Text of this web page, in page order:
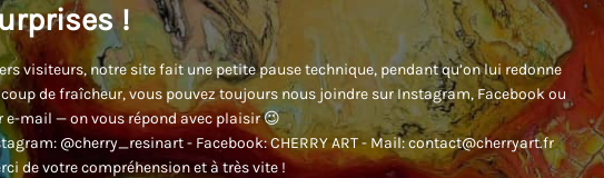
!
visiteurs, notre site fait une petite pause technique, pendant qu’on lui redonne
de fraîcheur, vous pouvez toujours nous joindre sur Instagram, Facebook ou
e-mail — on vous répond avec plaisir 😉
@cherry_resinart - Facebook: CHERRY ART - Mail: contact@cherryart.fr
de votre compréhension et à très vite !